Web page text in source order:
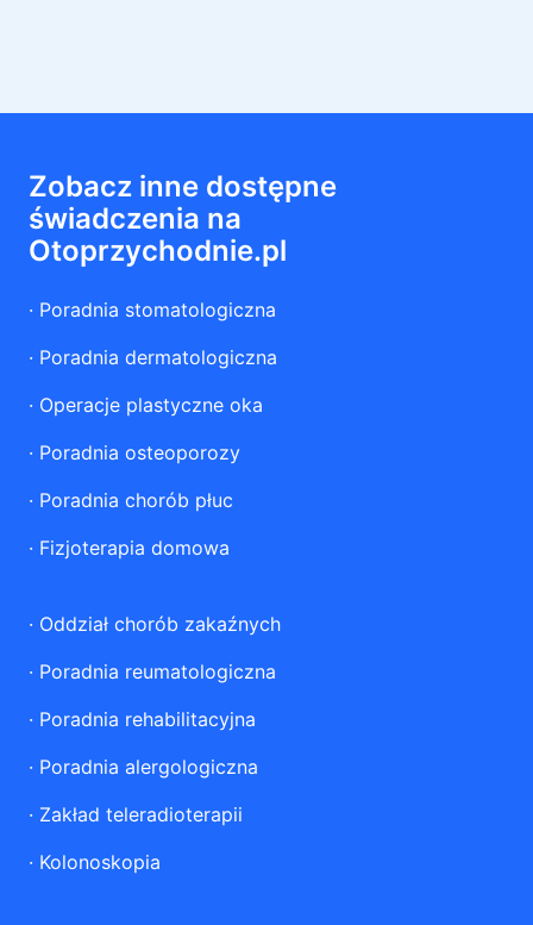
Zobacz inne dostępne
świadczenia na
Otoprzychodnie.pl
· Poradnia stomatologiczna
· Poradnia dermatologiczna
· Operacje plastyczne oka
· Poradnia osteoporozy
· Poradnia chorób płuc
· Fizjoterapia domowa
· Oddział chorób zakaźnych
· Poradnia reumatologiczna
· Poradnia rehabilitacyjna
· Poradnia alergologiczna
· Zakład teleradioterapii
· Kolonoskopia